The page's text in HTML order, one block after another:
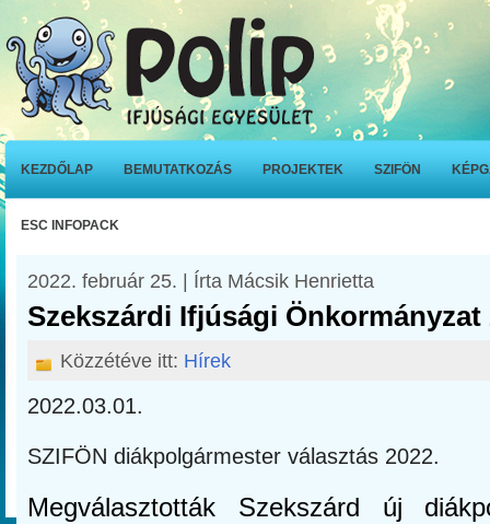
KEZDŐLAP BEMUTATKOZÁS PROJEKTEK SZIFÖN
ESC INFOPACK
2022. február 25. | Írta Mácsik Henrietta
Szekszárdi Ifjúsági Önkormányzat
Közzétéve itt: Hírek
2022.03.01.
SZIFÖN diákpolgármester választás 2022.
Megválasztották Szekszárd új